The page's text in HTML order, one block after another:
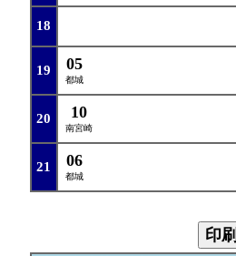
18
19 05
都城
20 10
南宮崎
21 06
都城
印刷